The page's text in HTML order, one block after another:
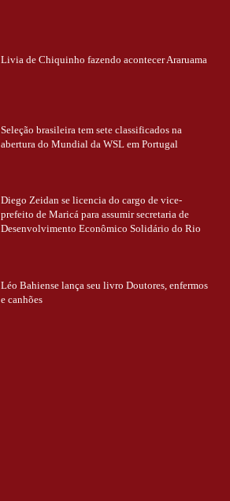
Livia de Chiquinho fazendo acontecer Araruama
Seleção brasileira tem sete classificados na
abertura do Mundial da WSL em Portugal
Diego Zeidan se licencia do cargo de vice-
prefeito de Maricá para assumir secretaria de
Desenvolvimento Econômico Solidário do Rio
Léo Bahiense lança seu livro Doutores, enfermos
e canhões